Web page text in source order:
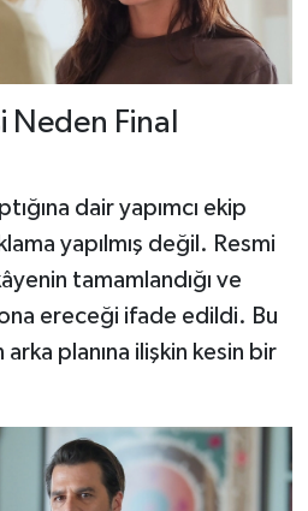
Neden Final
dair yapımcı ekip
yapılmış değil. Resmi
tamamlandığı ve
ereceği ifade edildi. Bu
arka planına ilişkin kesin bir